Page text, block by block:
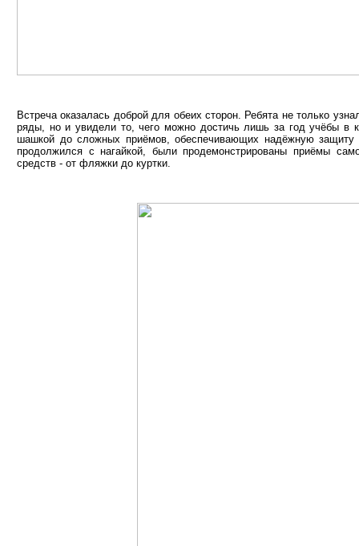
Встреча оказалась доброй для обеих сторон. Ребята не только
ряды, но и увидели то, чего можно достичь лишь за год учёбы в
шашкой до сложных приёмов, обеспечивающих надёжную защиту
продолжился с нагайкой, были продемонстрированы приёмы
средств - от фляжки до куртки.